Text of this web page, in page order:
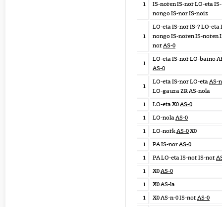
1
IS-noren IS-nor LO-eta IS-
nongo IS-nor IS-noiz
1
LO-eta IS-nor IS-? LO-eta
nongo IS-noren IS-noren
norAS-0
1
LO-eta IS-nor LO-baino
AS-0
1
LO-eta IS-nor LO-etaAS-
LO-gauza ZR AS-nola
1
LO-eta X0AS-0
1
LO-nolaAS-0
1
LO-norkAS-0X0
1
PA IS-norAS-0
1
PA LO-eta IS-nor IS-nor
1
X0AS-0
1
X0AS-la
1
X0 AS-n-0 IS-norAS-0